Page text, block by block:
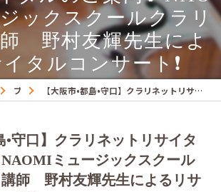
ックスクールクラリ
野村友輝先生によ
タルコンサート❗️
ブログ 【大阪市•都島•守口】クラリネットリサイタルのご案内🎵NAOMIミュージックスクールクラリネット講師 野村友輝先生によるリサイタルコンサート❗️
•守口】クラリネットリサイタ
ミュージックスクール
講師 野村友輝先生によるリサ